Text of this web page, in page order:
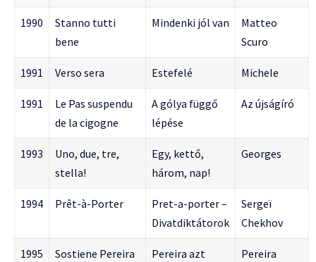
1990
Stanno tutti
bene
Mindenki jól van
Matteo
Scuro
1991 Verso sera Estefelé Michele
1991
Le Pas suspendu
de la cigogne
A gólya függő
lépése
Az újságíró
1993
Uno, due, tre,
stella!
Egy, kettő,
három, nap!
Georges
1994 Prêt-à-Porter
Pret-a-porter –
Divatdiktátorok
Sergeï
Chekhov
1995 Sostiene Pereira
Pereira azt
Pereira